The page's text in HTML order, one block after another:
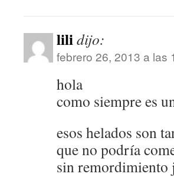
lilidijo:
febrero 26, 2013 a las
hola
como siempre es
esos helados son
que no podría
sin remordimiento